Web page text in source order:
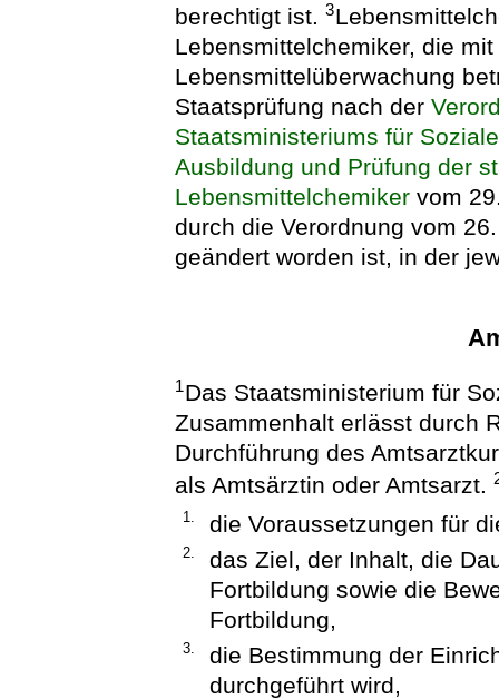
berechtigt ist.3
Lebensmittelchemiker, die
Lebensmittelüberwachung
Staatsprüfung nach der
Staatsministeriums für
Ausbildung und Prüfung der
Lebensmittelchemiker vom
durch die Verordnung vom
geändert worden ist, in der
1Das Staatsministerium für
Zusammenhalt erlässt durch
Durchführung des
als Amtsärztin oder Amtsarzt.
1. die Voraussetzungen für
2.
das Ziel, der Inhalt, die
Fortbildung sowie die
Fortbildung,
3.
die Bestimmung der
durchgeführt wird,